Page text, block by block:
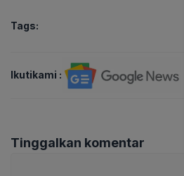
Tags:
Ikutikami :
Tinggalkan komentar